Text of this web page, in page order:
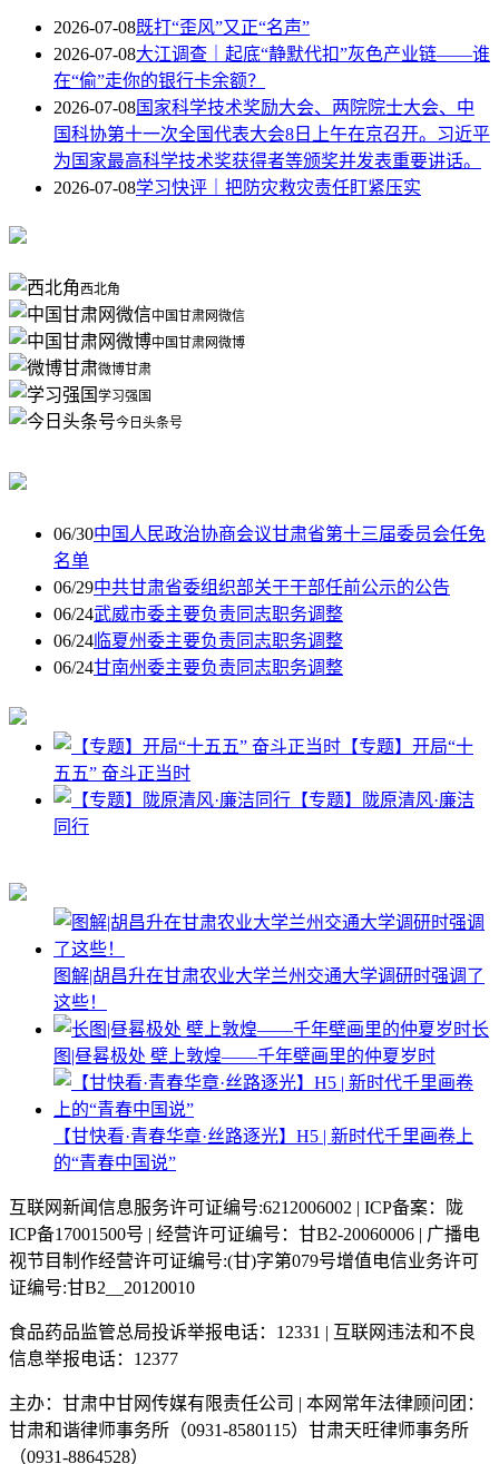
2026-07-08既打“歪风”又正“名声”
2026-07-08大江调查｜起底“静默代扣”灰色产业链——谁
在“偷”走你的银行卡余额？
2026-07-08国家科学技术奖励大会、两院院士大会、中
国科协第十一次全国代表大会8日上午在京召开。习近平
为国家最高科学技术奖获得者等颁奖并发表重要讲话。
2026-07-08学习快评｜把防灾救灾责任盯紧压实
西北角
中国甘肃网微信
中国甘肃网微博
微博甘肃
学习强国
今日头条号
06/30中国人民政治协商会议甘肃省第十三届委员会任免
名单
06/29中共甘肃省委组织部关于干部任前公示的公告
06/24武威市委主要负责同志职务调整
06/24 临夏州委主要负责同志职务调整
06/24甘南州委主要负责同志职务调整
【专题】开局“十
五五” 奋斗正当时
【专题】陇原清风·廉洁
同行
图解|胡昌升在甘肃农业大学兰州交通大学调研时强调了
这些！
长
图|昼晷极处 壁上敦煌——千年壁画里的仲夏岁时
【甘快看·青春华章·丝路逐光】H5 | 新时代千里画卷上
的“青春中国说”
互联网新闻信息服务许可证编号:6212006002 | ICP备案：陇
ICP备17001500号 | 经营许可证编号：甘B2-20060006 | 广播电
视节目制作经营许可证编号:(甘)字第079号增值电信业务许可
证编号:甘B2__20120010
食品药品监管总局投诉举报电话：12331 | 互联网违法和不良
信息举报电话：12377
主办：甘肃中甘网传媒有限责任公司 | 本网常年法律顾问团：
甘肃和谐律师事务所（0931-8580115）甘肃天旺律师事务所
（0931-8864528）